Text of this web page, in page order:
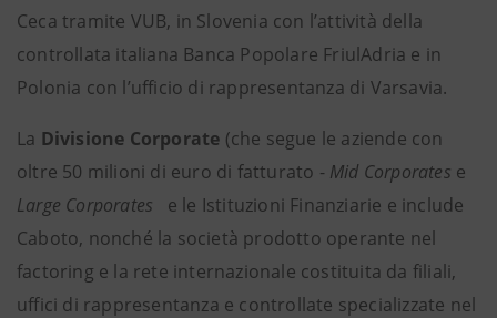
Ceca tramite VUB, in Slovenia con l’attività della
controllata italiana Banca Popolare FriulAdria e in
Polonia con l’ufficio di rappresentanza di Varsavia.
La Divisione Corporate (che segue le aziende con
oltre 50 milioni di euro di fatturato - Mid Corporates e
Large Corporates
e le Istituzioni Finanziarie e include
Caboto, nonché la società prodotto operante nel
factoring e la rete internazionale costituita da filiali,
uffici di rappresentanza e controllate specializzate nel